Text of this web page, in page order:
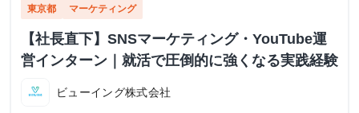
東京都 マーケティング
【社長直下】SNSマーケティング・YouTube運
営インターン｜就活で圧倒的に強くなる実践経験
ビューイング株式会社